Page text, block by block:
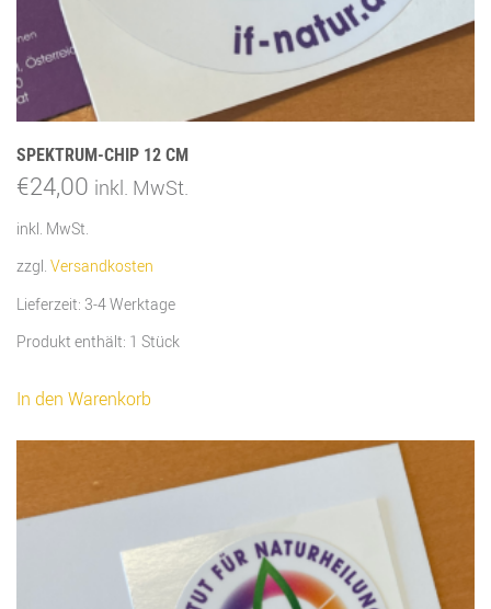
SPEKTRUM-CHIP 12 CM
€24,00 inkl. MwSt.
inkl. MwSt.
zzgl. Versandkosten
Lieferzeit: 3-4 Werktage
Produkt enthält: 1 Stück
In den Warenkorb